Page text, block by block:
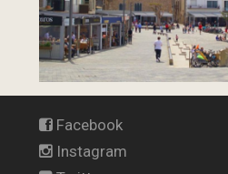
Facebook
Instagram